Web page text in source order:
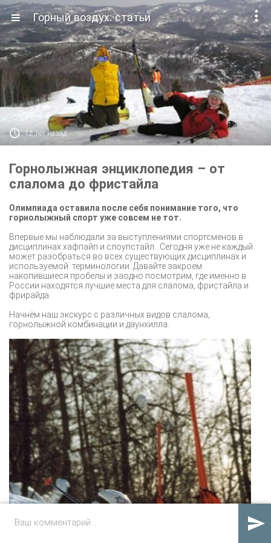

Горный воздух: статьи
 12 лет назад
Горнолыжная энциклопедия – от
слалома до фристайла
Олимпиада оставила после себя понимание того, что
горнолыжный спорт уже совсем не тот.
Впервые мы наблюдали за выступлениями спортсменов в
дисциплинах хафпайп и слоупстайл.
Сегодня уже не каждый
может разобраться во всех существующих дисциплинах и
используемой терминологии. Давайте закроем
накопившиеся пробелы и заодно посмотрим, где именно в
России находятся лучшие места для слалома, фристайла и
фрирайда.
Начнём наш экскурс с различных видов слалома,
горнолыжной комбинации и даунхилла.
